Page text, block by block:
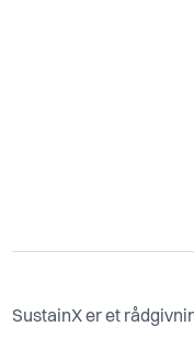
SustainX er et